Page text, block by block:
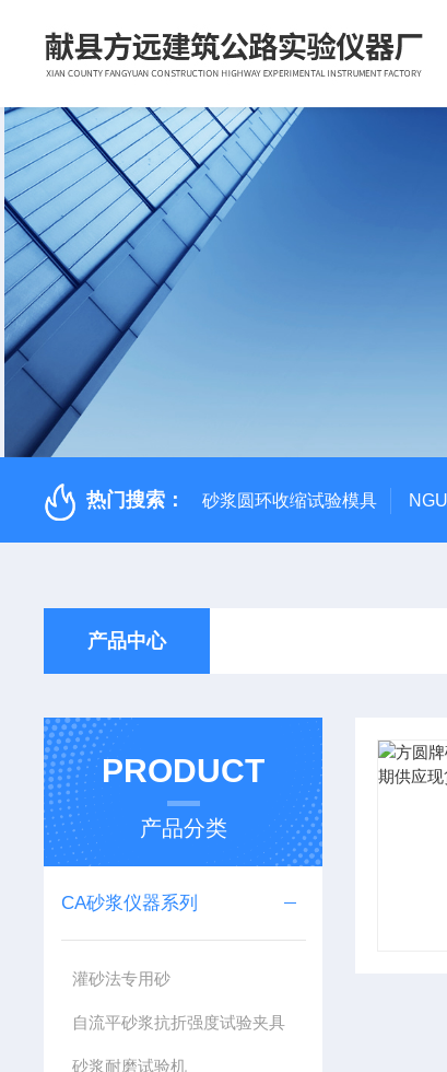
热门搜索： 砂浆圆环收缩试验模具
产品中心
PRODUCT
产品分类
CA砂浆仪器系列
灌砂法专用砂
自流平砂浆抗折强度试验夹具
砂浆耐磨试验机